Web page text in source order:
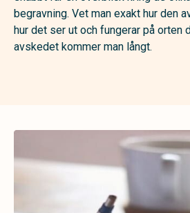
begravning. Vet man exakt hur den
hur det ser ut och fungerar på orten
avskedet kommer man långt.